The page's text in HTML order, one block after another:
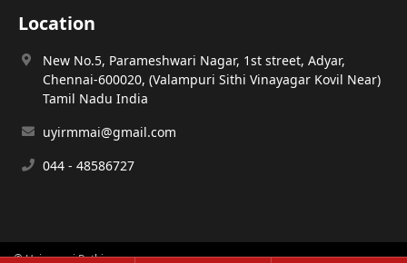
Location
New No.5, Parameshwari Nagar, 1st street, Adyar,
Chennai-600020, (Valampuri Sithi Vinayagar Kovil Near)
Tamil Nadu India
uyirmmai@gmail.com
044 - 48586727
© Uyirmmai Pathippagam